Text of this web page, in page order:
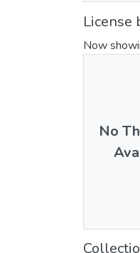
License
Now
No